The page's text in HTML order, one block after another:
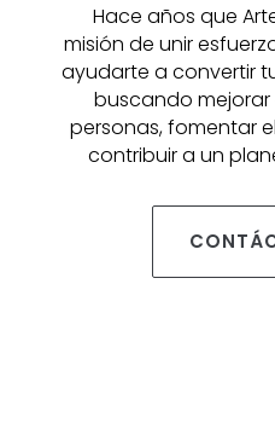
Hace años que
misión de unir
ayudarte a convertir
buscando mejorar
personas, fomentar
contribuir a un